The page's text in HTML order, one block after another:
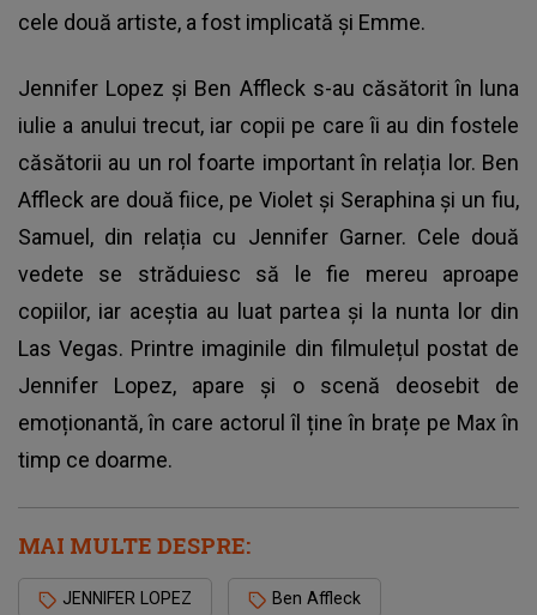
cele două artiste, a fost implicată și Emme.
Jennifer Lopez și Ben Afflecks-au căsătorit în luna
iulie a anului trecut, iar copii pe care îi au din fostele
căsătorii au un rol foarte important în relația lor. Ben
Affleck are două fiice, pe Violet și Seraphina și un fiu,
Samuel, din relația cu Jennifer Garner. Cele două
vedete se străduiesc să le fie mereu aproape
copiilor, iar aceștia au luat partea și la nunta lor din
Las Vegas. Printre imaginile din filmulețul postat de
Jennifer Lopez, apare și o scenă deosebit de
emoționantă, în care actorul îl ține în brațe pe Max în
timp ce doarme.
MAI MULTE DESPRE:
JENNIFER LOPEZ Ben Affleck